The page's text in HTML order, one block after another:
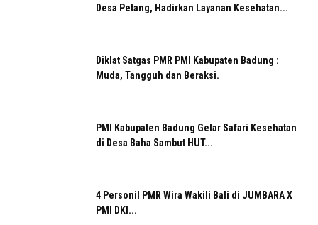
Desa Petang, Hadirkan Layanan Kesehatan...
Diklat Satgas PMR PMI Kabupaten Badung :
Muda, Tangguh dan Beraksi.
PMI Kabupaten Badung Gelar Safari Kesehatan
di Desa Baha Sambut HUT...
4 Personil PMR Wira Wakili Bali di JUMBARA X
PMI DKI...